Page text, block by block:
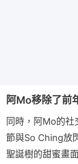
阿Mo移除了前
同時，阿Mo的社
節與So Ching放
聖誕樹的甜蜜畫